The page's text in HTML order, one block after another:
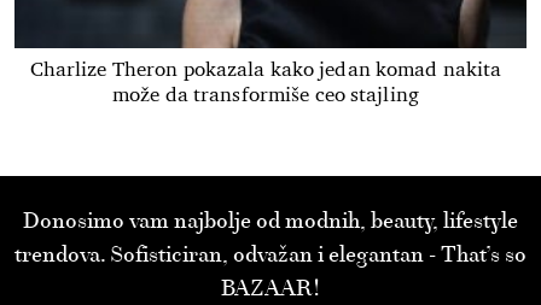
Charlize Theron pokazala kako jedan komad nakita
može da transformiše ceo stajling
Donosimo vam najbolje od modnih, beauty, lifestyle
trendova. Sofisticiran, odvažan i elegantan - That’s so
BAZAAR!